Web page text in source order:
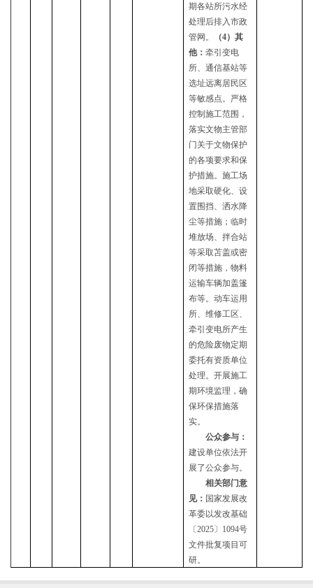
期各站所污水经
处理后排入市政
管网。
（4）其
他：牵引变电
所、通信基站等
选址远离居民区
等敏感点。 严格
控制施工范围，
落实文物主管部
门关于文物保护
的各项要求和保
护措施。施工场
地采取硬化、设
置围挡、洒水降
尘等措施；临时
堆放场、拌合站
等采取苫盖或密
闭等措施，物料
运输车辆加盖篷
布等。动车运用
所、维修工区、
牵引变电所产生
的危险废物定期
委托有资质单位
处理。开展施工
期环境监理，确
保环保措施落
实。
公众参与：
建设单位依法开
展了公众参与。
相关部门意
见： 国家发展改
革委以发改基础
〔2025〕1094号
文件批复项目可
研。